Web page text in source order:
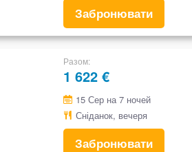
Забронювати
Разом
1 622 €
15 Сер на 7 ночей
Сніданок, вечеря
Забронювати